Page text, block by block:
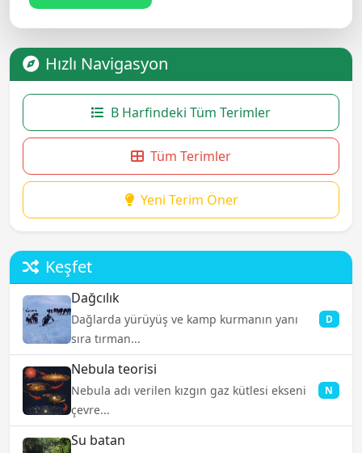
Hızlı Navigasyon
B Harfindeki Tüm Terimler
Tüm Terimler
Yeni Terim Öner
Keşfet
Dağcılık
Dağlarda yürüyüş ve kamp kurmanın yanı
sıra tırman...
D
Nebula teorisi
Nebula adı verilen kızgın gaz kütlesi ekseni
çevre...
N
Su batan